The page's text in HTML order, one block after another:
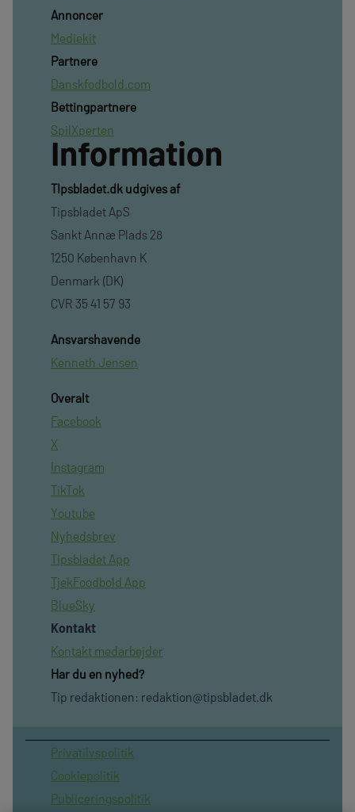
Annoncer
Mediekit
Partnere
Danskfodbold.com
Bettingpartnere
SpilXperten
Information
TIpsbladet.dk udgives af
Tipsbladet ApS
Sankt Annæ Plads 28
1250 København K
Denmark (DK)
CVR 35 41 57 93
Ansvarshavende
Kenneth Jensen
Overalt
Facebook
X
Instagram
TikTok
Youtube
Nyhedsbrev
Tipsbladet App
TjekFoodbold App
BlueSky
Kontakt
Kontakt medarbejder
Har du en nyhed?
Tip redaktionen: redaktion@tipsbladet.dk
Privatilvspolitik
Cookiepolitik
Publiceringspolitik